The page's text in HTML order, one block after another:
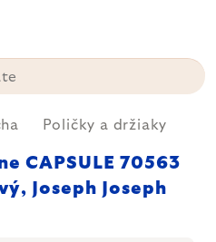
Poličky a držiaky
CAPSULE 70563
Joseph Joseph